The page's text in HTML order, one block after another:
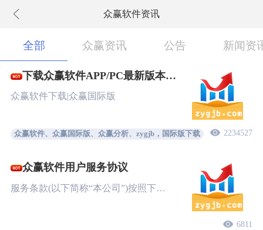
众赢软件资讯
全部 众赢资讯 公告 新闻资
下载众赢软件APP/PC最新版本
New!
众赢软件下载|众赢国际版
众赢软件、众赢国际版、众赢分析、zygjb，国际版下载 2234527
众赢软件用户服务协议
服务条款(以下简称“本公司”)按照下…
6811